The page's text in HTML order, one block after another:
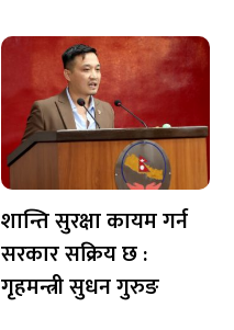
शान्ति सुरक्षा कायम गर्न
सरकार सक्रिय छ :
गृहमन्त्री सुधन गुरुङ